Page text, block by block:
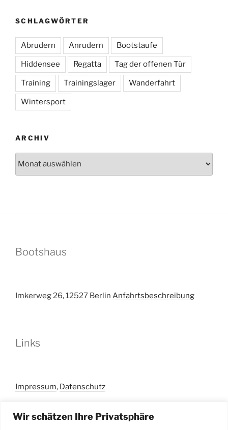
Wir schätzen Ihre Privatsphäre
SCHLAGWÖRTER
Abrudern Anrudern Bootstaufe
Hiddensee Regatta Tag der offenen Tür
Training Trainingslager Wanderfahrt
Wintersport
ARCHIV
Bootshaus
Imkerweg 26, 12527 Berlin Anfahrtsbeschreibung
Links
Impressum, Datenschutz